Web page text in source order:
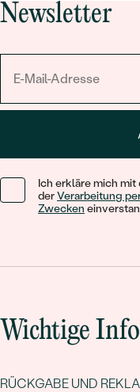
Newsletter
Ich erkläre mich mit
derVerarbeitung
Zwecken
Wichtige
RÜCKGABE UND